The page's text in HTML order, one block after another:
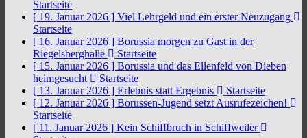
Startseite
[ 19. Januar 2026 ] Viel Lehrgeld und ein erster Neuzugang
Startseite
[ 16. Januar 2026 ] Borussia morgen zu Gast in der
Riegelsberghalle
Startseite
[ 15. Januar 2026 ] Borussia und das Ellenfeld von Dieben
heimgesucht
Startseite
[ 13. Januar 2026 ] Erlebnis statt Ergebnis
Startseite
[ 12. Januar 2026 ] Borussen-Jugend setzt Ausrufezeichen!
Startseite
[ 11. Januar 2026 ] Kein Schiffbruch in Schiffweiler